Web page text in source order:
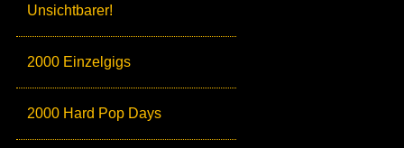
Unsichtbarer!
2000 Einzelgigs
2000 Hard Pop Days